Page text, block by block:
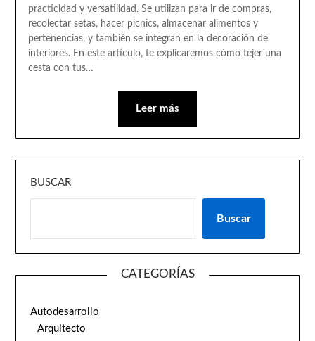
practicidad y versatilidad. Se utilizan para ir de compras,
recolectar setas, hacer picnics, almacenar alimentos y
pertenencias, y también se integran en la decoración de
interiores. En este artículo, te explicaremos cómo tejer una
cesta con tus…
Leer más
BUSCAR
Buscar
CATEGORÍAS
Autodesarrollo
Arquitecto